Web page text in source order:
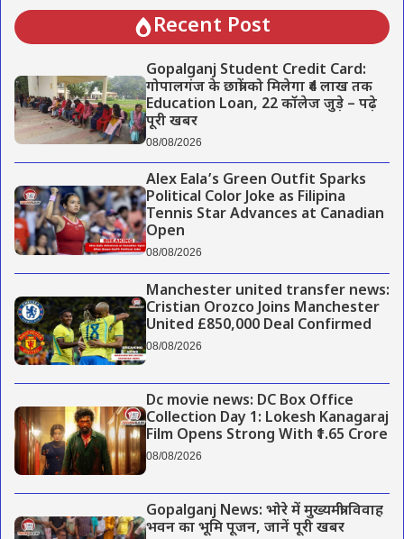
Recent Post
Gopalganj Student Credit Card:
गोपालगंज के छात्रों को मिलेगा ₹4 लाख तक
Education Loan, 22 कॉलेज जुड़े – पढ़े
पूरी खबर
08/08/2026
Alex Eala’s Green Outfit Sparks
Political Color Joke as Filipina
Tennis Star Advances at Canadian
Open
08/08/2026
Manchester united transfer news:
Cristian Orozco Joins Manchester
United £850,000 Deal Confirmed
08/08/2026
Dc movie news: DC Box Office
Collection Day 1: Lokesh Kanagaraj
Film Opens Strong With ₹1.65 Crore
08/08/2026
Gopalganj News: भोरे में मुख्यमंत्री विवाह
भवन का भूमि पूजन, जानें पूरी खबर